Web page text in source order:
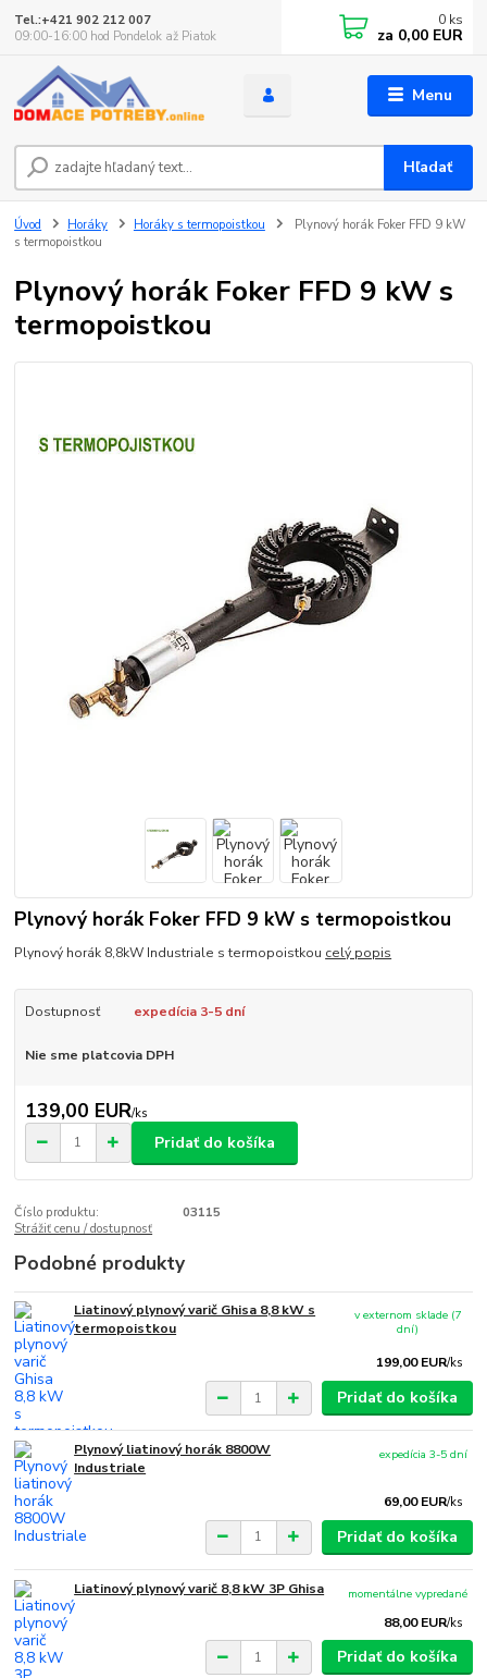
Menu
Hľadať
Tel.:+421 902 212 007
09:00-16:00 hod Pondelok až Piatok
0 ks
za 0,00 EUR
Úvod Horáky Horáky s termopoistkou
Plynový horák Foker FFD 9 kW
s termopoistkou
Plynový horák Foker FFD 9 kW s
termopoistkou
Plynový horák Foker FFD 9 kW s termopoistkou
Plynový horák 8,8kW Industriale s termopoistkou celý popis
Dostupnosť expedícia 3-5 dní
Nie sme platcovia DPH
139,00 EUR/ks
Pridať do košíka
Číslo produktu:
03115
Strážiť cenu / dostupnosť
Podobné produkty
Liatinový plynový varič Ghisa 8,8 kW s
termopoistkou
199,00 EUR/ks
v externom sklade (7
dní)
Pridať do košíka
Plynový liatinový horák 8800W
Industriale
69,00 EUR/ks
expedícia 3-5 dní
Pridať do košíka
Liatinový plynový varič 8,8 kW 3P Ghisa
88,00 EUR/ks
momentálne vypredané
Pridať do košíka